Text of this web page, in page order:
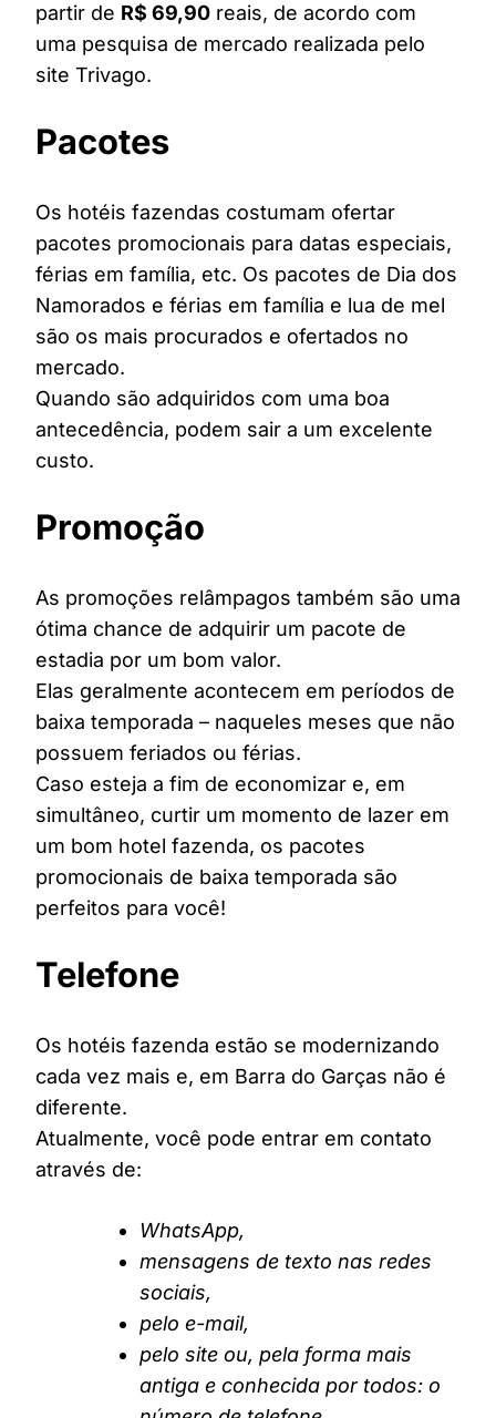
partir de R$ 69,90 reais, de acordo com
uma pesquisa de mercado realizada pelo
site Trivago.
Pacotes
Os hotéis fazendas costumam ofertar
pacotes promocionais para datas especiais,
férias em família, etc. Os pacotes de Dia dos
Namorados e férias em família e lua de mel
são os mais procurados e ofertados no
mercado.
Quando são adquiridos com uma boa
antecedência, podem sair a um excelente
custo.
Promoção
As promoções relâmpagos também são uma
ótima chance de adquirir um pacote de
estadia por um bom valor.
Elas geralmente acontecem em períodos de
baixa temporada – naqueles meses que não
possuem feriados ou férias.
Caso esteja a fim de economizar e, em
simultâneo, curtir um momento de lazer em
um bom hotel fazenda, os pacotes
promocionais de baixa temporada são
perfeitos para você!
Telefone
Os hotéis fazenda estão se modernizando
cada vez mais e, em Barra do Garças não é
diferente.
Atualmente, você pode entrar em contato
através de:
WhatsApp,
mensagens de texto nas redes
sociais,
pelo e-mail,
pelo site ou, pela forma mais
antiga e conhecida por todos: o